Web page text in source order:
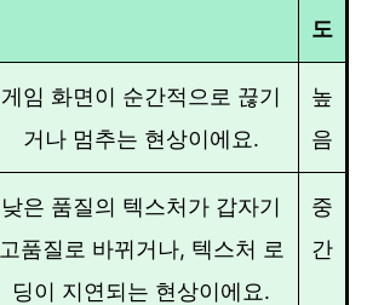
도
게임 화면이 순간적으로 끊기
거나 멈추는 현상이에요.
높
음
낮은 품질의 텍스처가 갑자기
고품질로 바뀌거나, 텍스처 로
딩이 지연되는 현상이에요.
중
간